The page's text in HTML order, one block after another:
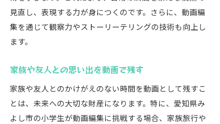
見直し、表現する力が身につくのです。さらに、動画編
集を通じて観察力やストーリーテリングの技術も向上し
ます。
家族や友人との思い出を動画で残す
家族や友人とのかけがえのない時間を動画として残すこ
とは、未来への大切な財産になります。特に、愛知県み
よし市の小学生が動画編集に挑戦する場合、家族旅行や